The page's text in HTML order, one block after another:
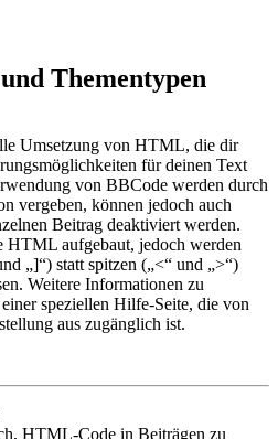
Thementypen
Umsetzung von HTML, die dir
für deinen Text
von BBCode werden durch
vergeben, können jedoch auch
Beitrag deaktiviert werden.
aufgebaut, jedoch werden
„]“) statt spitzen („<“ und „>“)
Weitere Informationen zu
speziellen Hilfe-Seite, die von
aus zugänglich ist.
HTML-Code in Beiträgen zu